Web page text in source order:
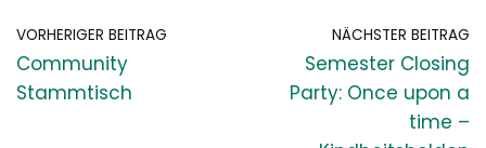
VORHERIGER BEITRAG
Community
Stammtisch
NÄCHSTER BEITRAG
Semester Closing
Party: Once upon a
time –